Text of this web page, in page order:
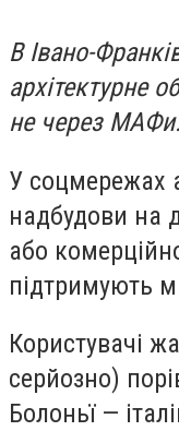
В Івано-
архітектурне
не через МАФи.
У соцмережах
надбудови на
або
підтримують
Користувачі
серйозно)
Болоньї —